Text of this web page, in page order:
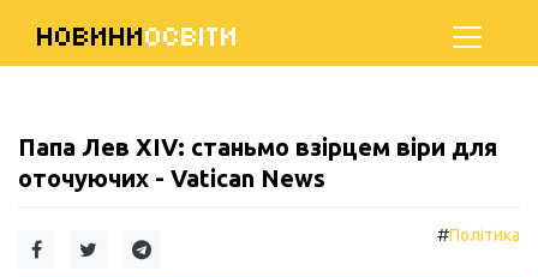
НОВИНИОСВІТИ
Папа Лев XIV: станьмо взірцем віри для
оточуючих - Vatican News
#Політика